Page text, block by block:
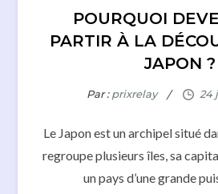
POURQUOI
PARTIR À LA
JAPON ?
Par :prixrelay
Le Japon est un archipel situé
regroupe plusieurs îles, sa
un pays d’une grande